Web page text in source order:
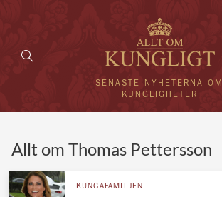
SENASTE NYHETERNA OM
KUNGLIGHETER
Allt om Thomas Pettersson
KUNGAFAMILJEN